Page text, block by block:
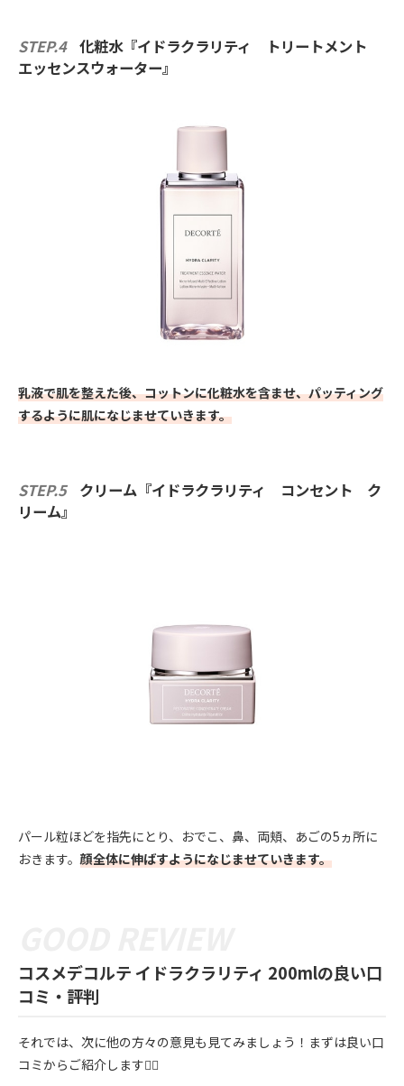
STEP.4 化粧水『イドラクラリティ トリートメント
エッセンスウォーター』
乳液で肌を整えた後、コットンに化粧水を含ませ、パッティング
するように肌になじませていきます。
STEP.5
クリーム『イドラクラリティ コンセント ク
リーム』
パール粒ほどを指先にとり、おでこ、鼻、両頬、あごの5ヵ所に
おきます。 顔全体に伸ばすようになじませていきます。
コスメデコルテ イドラクラリティ 200mlの良い口
コミ・評判
それでは、次に他の方々の意見も見てみましょう！まずは良い口
コミからご紹介します💁‍♀️